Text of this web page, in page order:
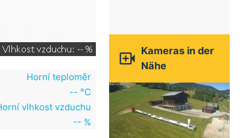
Horní teploměr
-- °C
vlhkost vzduchu
-- %
 Kameras in der
Nähe